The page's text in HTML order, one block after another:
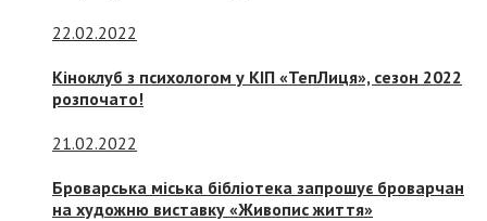
22.02.2022
Кіноклуб з психологом у КІП «ТепЛиця», сезон 2022
розпочато!
21.02.2022
Броварська міська бібліотека запрошує броварчан
на художню виставку «Живопис життя»